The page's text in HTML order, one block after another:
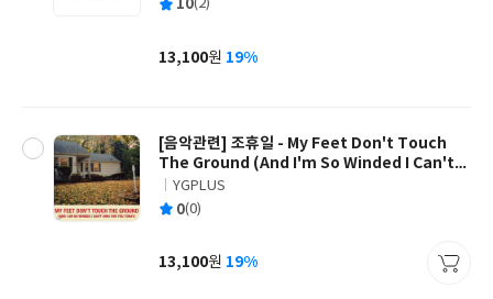
쓴
출
사
평 10(2)
가
13,100원 19%
[음악관련] 조휴일 - My Feet Don't Touch
The Ground (And I'm So Winded I Can't
Sing For You Today)
글
쓴
출
사
YGPLUS
평 0(0)
가
13,100원 19%